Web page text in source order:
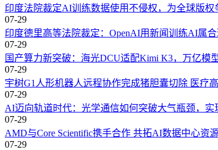
印度法院裁定AI训练数据使用不侵权，为全球版权
07-29
印度德里高等法院裁定：OpenAI用新闻训练AI属
07-29
国产算力新突破：海光DCU适配Kimi K3，万亿模
07-29
宇树G1人形机器人远程协作完成猪胆囊切除 医疗
07-29
AI迈向轨道时代：光学通信如何突破大气瓶颈，实
07-29
AMD与Core Scientific携手合作 共拓AI数据中心资
07-29